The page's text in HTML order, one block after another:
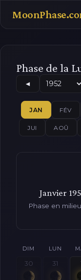
Phase de la
◄
JAN FÉV
JUI AOÛ
Janvier
Phase en
DIM LUN
30 31